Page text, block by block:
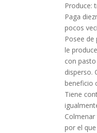
Produce:
Paga
pocos
Posee de
le
con
disperso.
beneficio
Tiene
por el